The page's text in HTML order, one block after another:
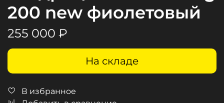
200 new фиолетовый
255 000 ₽
На складе
В избранное